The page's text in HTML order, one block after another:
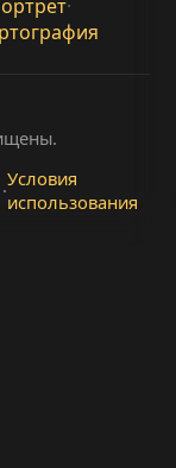
·
·Условия
использования